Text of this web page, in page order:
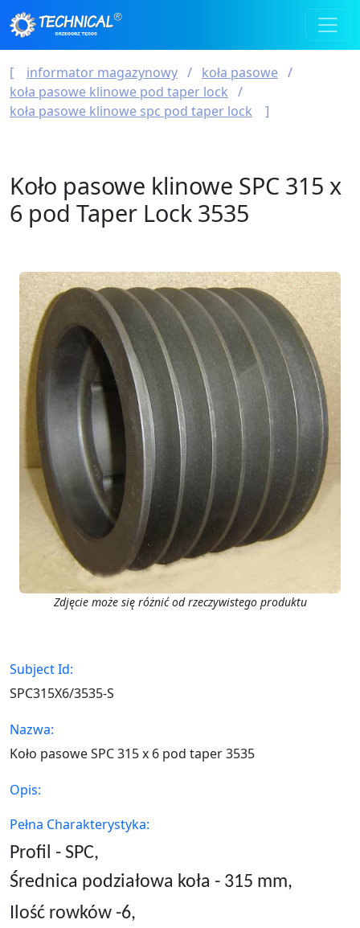
informator magazynowy
koła pasowe
koła pasowe klinowe pod taper lock
koła pasowe klinowe spc pod taper lock
Koło pasowe klinowe SPC 315 x
6 pod Taper Lock 3535
Zdjęcie może się różnić od rzeczywistego produktu
Subject Id:
SPC315X6/3535-S
Nazwa:
Koło pasowe SPC 315 x 6 pod taper 3535
Opis:
Pełna Charakterystyka:
Profil - SPC,
Średnica podziałowa koła - 315 mm,
Ilość rowków -6,